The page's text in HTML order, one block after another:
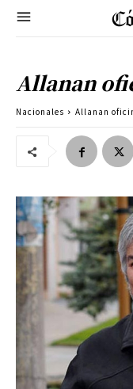
Allanan
Nacionales Allanan